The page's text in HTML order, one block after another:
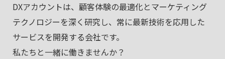
DXアカウントは、顧客体験の最適化とマーケティング
テクノロジーを深く研究し、常に最新技術を応用した
サービスを開発する会社です。
私たちと一緒に働きませんか？